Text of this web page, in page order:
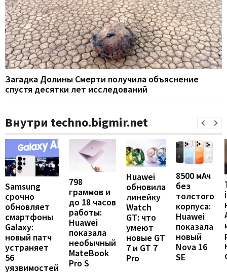
Загадка Долины Смерти получила объяснение
спустя десятки лет исследований
Внутри techno.bigmir.net
Samsung
срочно
обновляет
смартфоны
Galaxy:
новый патч
устраняет
56
уязвимостей
798
граммов и
до 18 часов
работы:
Huawei
показала
необычный
MateBook
Pro S
Huawei
обновила
линейку
Watch
GT: что
умеют
новые GT
7 и GT 7
Pro
8500 мАч
без
толстого
корпуса:
Huawei
показала
новый
Nova 16
SE